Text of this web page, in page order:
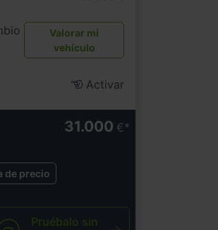
Valorar mi
vehículo
Activar
31.000 €
de precio
Pruébalo sin